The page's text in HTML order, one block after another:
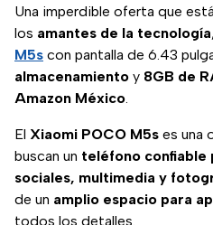
Una imperdible oferta que
los amantes de la tecnología
M5s con pantalla de 6.43
almacenamiento y 8GB de
Amazon México.
El Xiaomi POCO M5s es una
buscan un teléfono confiable
sociales, multimedia y
de un amplio espacio para
todos los detalles.